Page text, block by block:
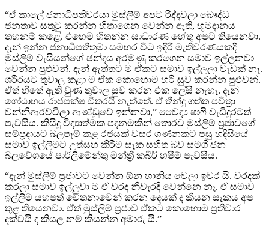
“ඒ කාලේ ජනාධිපතිවරයා මුස්ලිම් අපට රිද්දවලා බෞද්ධ
ජනතාව සතුටු කරන්න හිතාගෙන වෙන්න ඇති, භූමදානය
තහනම් කළේ. එහෙම හිතන්න සාධාරණ හේතු අපට තියෙනවා.
දැන් ඉන්න ජනාධිපතිතුමා සමහර විට ඉදිරි මැතිවරණයකදී
මුස්ලිම් වැසියන්ගේ ඡන්දය අරමුණු කරගෙන සමාව ඉල්ලනවා
වෙන්න පුළුවන්. දැන් ඇත්තට ම ඒකට සමාව ඉල්ලලා වැඩක් නෑ.
ශරීරයට තුවාල කළා ම ඒක කොහොම හරි සුව කරන්න පුළුවන්.
ඒත් හිතේ ඇති වුණ තුවාල සුව කරන එක ලේසි නැහැ. දැන්
ගෝඨාභය රාජපක්ෂ විතරයි නැත්තේ. ඒ තීන්දු ගත්ත පවිත්‍රා
වන්නිආරච්චිලා ආණ්ඩුවේ ඉන්නවා,” වෛද්‍ය ෂාෆි වැඩිදුරටත්
පැවසීය. කිසිදු විද්‍යාත්මක පදනමකින් තොරව මුස්ලිම් ප්‍රජාවගේ
සම්ප්‍රදායට බලපෑම් කළ රජයක් වසර ගණනකට පසු හදිසියේ
සමාව ඉල්ලීමට උත්සහ කිරීම සැක සහිත බව සමගි ජන
බලවේගයේ පාර්ලිමේන්තු මන්ත්‍රී කබීර් හෂීම් පැවසීය.
“දැන් මුස්ලිම් ප්‍රජාවට වෙන්න ඕන හානිය වෙලා ඉවර යි. වරදක්
කරලා සමාව ඉල්ලුවා ම ඒ වරද නිවැරදි වෙන්නෙ නෑ. ඒ සමාව
ඉල්ලීම යහපත් චේතනාවෙන් කරන දෙයක් ද කියන සැකය අප
තුළ තියෙනවා. ඒත් මුස්ලිම් ප්‍රජාව ඒකට කොහොම ප්‍රතිචාර
දක්වයි ද කියල නම් කියන්න අමාරු යි.”